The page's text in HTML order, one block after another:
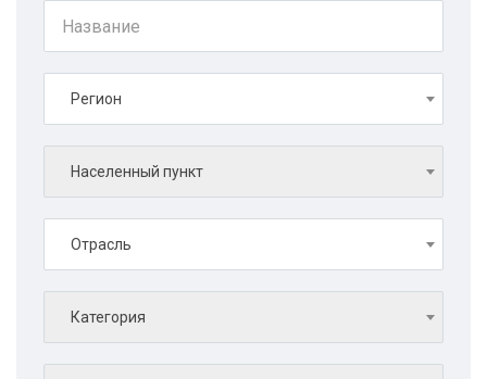
Регион
Населенный пункт
Отрасль
Категория